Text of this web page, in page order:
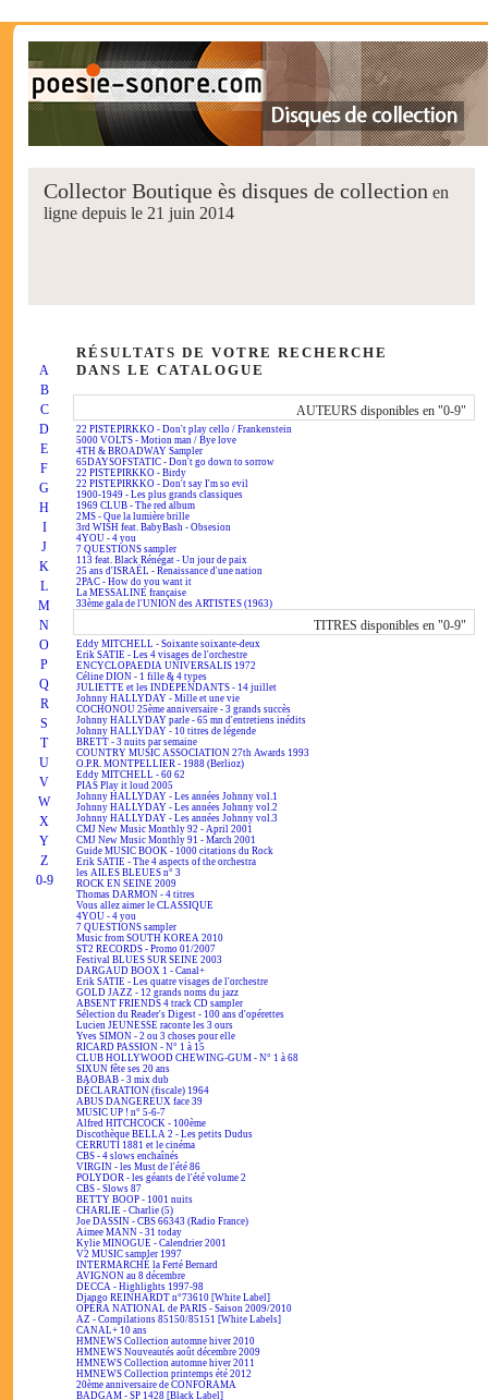
Collector Boutique ès disques de collection en
ligne depuis le 21 juin 2014
A
B
C
D
E
F
G
H
I
J
K
L
M
N
O
P
Q
R
S
T
U
V
W
X
Y
Z
0-9
RÉSULTATS DE VOTRE RECHERCHE
DANS LE CATALOGUE
AUTEURS disponibles en "0-9"
22 PISTEPIRKKO - Don't play cello / Frankenstein
5000 VOLTS - Motion man / Bye love
4TH & BROADWAY Sampler
65DAYSOFSTATIC - Don't go down to sorrow
22 PISTEPIRKKO - Birdy
22 PISTEPIRKKO - Don't say I'm so evil
1900-1949 - Les plus grands classiques
1969 CLUB - The red album
2MS - Que la lumière brille
3rd WISH feat. BabyBash - Obsesion
4YOU - 4 you
7 QUESTIONS sampler
113 feat. Black Rénégat - Un jour de paix
25 ans d'ISRAËL - Renaissance d'une nation
2PAC - How do you want it
La MESSALINE française
33ème gala de l'UNION des ARTISTES (1963)
TITRES disponibles en "0-9"
Eddy MITCHELL - Soixante soixante-deux
Erik SATIE - Les 4 visages de l'orchestre
ENCYCLOPAEDIA UNIVERSALIS 1972
Céline DION - 1 fille & 4 types
JULIETTE et les INDÉPENDANTS - 14 juillet
Johnny HALLYDAY - Mille et une vie
COCHONOU 25ème anniversaire - 3 grands succès
Johnny HALLYDAY parle - 65 mn d'entretiens inédits
Johnny HALLYDAY - 10 titres de légende
BRETT - 3 nuits par semaine
COUNTRY MUSIC ASSOCIATION 27th Awards 1993
O.P.R. MONTPELLIER - 1988 (Berlioz)
Eddy MITCHELL - 60 62
PIAS Play it loud 2005
Johnny HALLYDAY - Les années Johnny vol.1
Johnny HALLYDAY - Les années Johnny vol.2
Johnny HALLYDAY - Les années Johnny vol.3
CMJ New Music Monthly 92 - April 2001
CMJ New Music Monthly 91 - March 2001
Guide MUSIC BOOK - 1000 citations du Rock
Erik SATIE - The 4 aspects of the orchestra
les AILES BLEUES n° 3
ROCK EN SEINE 2009
Thomas DARMON - 4 titres
Vous allez aimer le CLASSIQUE
4YOU - 4 you
7 QUESTIONS sampler
Music from SOUTH KOREA 2010
ST2 RECORDS - Promo 01/2007
Festival BLUES SUR SEINE 2003
DARGAUD BOOX 1 - Canal+
Erik SATIE - Les quatre visages de l'orchestre
GOLD JAZZ - 12 grands noms du jazz
ABSENT FRIENDS 4 track CD sampler
Sélection du Reader's Digest - 100 ans d'opérettes
Lucien JEUNESSE raconte les 3 ours
Yves SIMON - 2 ou 3 choses pour elle
RICARD PASSION - N° 1 à 15
CLUB HOLLYWOOD CHEWING-GUM - N° 1 à 68
SIXUN fête ses 20 ans
BAOBAB - 3 mix dub
DÉCLARATION (fiscale) 1964
ABUS DANGEREUX face 39
MUSIC UP ! n° 5-6-7
Alfred HITCHCOCK - 100ème
Discothèque BELLA 2 - Les petits Dudus
CERRUTI 1881 et le cinéma
CBS - 4 slows enchaînés
VIRGIN - les Must de l'été 86
POLYDOR - les géants de l'été volume 2
CBS - Slows 87
BETTY BOOP - 1001 nuits
CHARLIE - Charlie (5)
Joe DASSIN - CBS 66343 (Radio France)
Aimee MANN - 31 today
Kylie MINOGUE - Calendrier 2001
V2 MUSIC sampler 1997
INTERMARCHÉ la Ferté Bernard
AVIGNON au 8 décembre
DECCA - Highlights 1997-98
Django REINHARDT n°73610 [White Label]
OPÉRA NATIONAL de PARIS - Saison 2009/2010
AZ - Compilations 85150/85151 [White Labels]
CANAL+ 10 ans
HMNEWS Collection automne hiver 2010
HMNEWS Nouveautés août décembre 2009
HMNEWS Collection automne hiver 2011
HMNEWS Collection printemps été 2012
20ème anniversaire de CONFORAMA
BADGAM - SP 1428 [Black Label]